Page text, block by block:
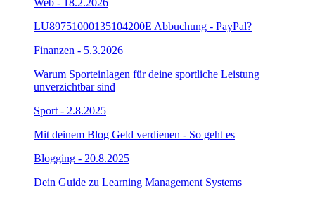
LU89751000135104200E Abbuchung - PayPal?
Finanzen - 5.3.2026
Warum Sporteinlagen für deine sportliche Leistung
unverzichtbar sind
Sport - 2.8.2025
Mit deinem Blog Geld verdienen - So geht es
Blogging - 20.8.2025
Dein Guide zu Learning Management Systems